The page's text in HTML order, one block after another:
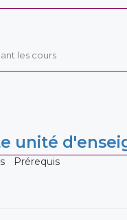
les cours
unité
Prérequis